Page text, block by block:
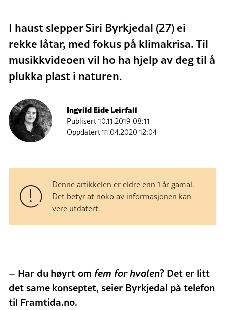
I haust slepper Siri Byrkjedal (27) ei
rekke låtar, med fokus på klimakrisa. Til
musikkvideoen vil ho ha hjelp av deg til å
plukka plast i naturen.
Ingvild Eide Leirfall
Publisert10.11.2019 08:11
Oppdatert 11.04.2020 12:04
Denne artikkelen er eldre enn 1 år gamal.
Det betyr at noko av informasjonen kan
vere utdatert.
– Har du høyrt om fem for hvalen? Det er litt
det same konseptet, seier Byrkjedal på telefon
til Framtida.no.